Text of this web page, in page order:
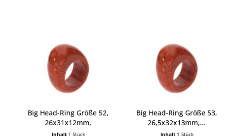
Big Head-Ring Größe 52,
26x31x12mm,
Schaumkoralle
Inhalt 1 Stück
Big Head-Ring Größe 53,
26,5x32x13mm,...
Inhalt 1 Stück